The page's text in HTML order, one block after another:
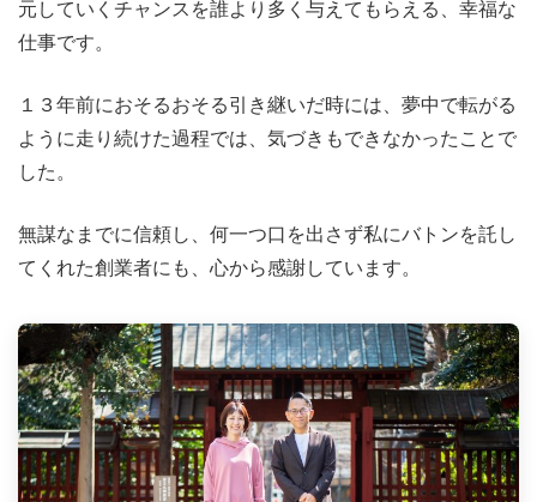
元していくチャンスを誰より多く与えてもらえる、幸福な
仕事です。
１３年前におそるおそる引き継いだ時には、夢中で転がる
ように走り続けた過程では、気づきもできなかったことで
した。
無謀なまでに信頼し、何一つ口を出さず私にバトンを託し
てくれた創業者にも、心から感謝しています。